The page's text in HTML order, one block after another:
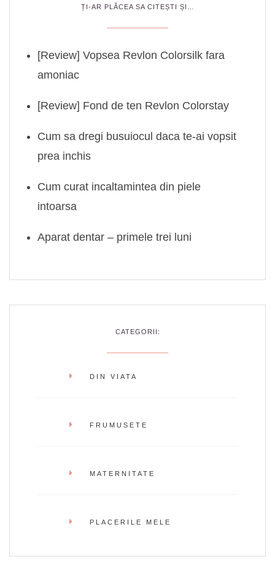
ȚI-AR PLĂCEA SA CITEȘTI ȘI…
[Review] Vopsea Revlon Colorsilk fara
amoniac
[Review] Fond de ten Revlon Colorstay
Cum sa dregi busuiocul daca te-ai vopsit
prea inchis
Cum curat incaltamintea din piele
intoarsa
Aparat dentar – primele trei luni
CATEGORII:
DIN VIATA
FRUMUSETE
MATERNITATE
PLACERILE MELE